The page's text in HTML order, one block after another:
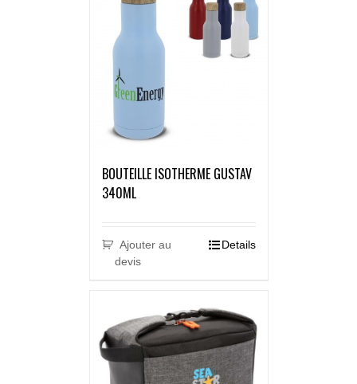
BOUTEILLE ISOTHERME GUSTAV
340ML
Ajouter au
devis
Details